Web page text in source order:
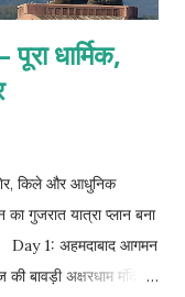
धार्मिक,
किले और आधुनिक
गुजरात यात्रा प्लान बना
Day 1: अहमदाबाद आगमन
अक्षरधाम मंदिर,